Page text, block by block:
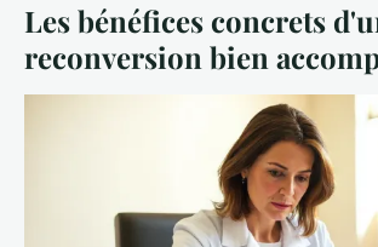
Les bénéfices concrets
reconversion bien